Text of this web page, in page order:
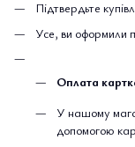
Підтвердьте
Усе, ви оформили
Оплата
У нашому
допомогою